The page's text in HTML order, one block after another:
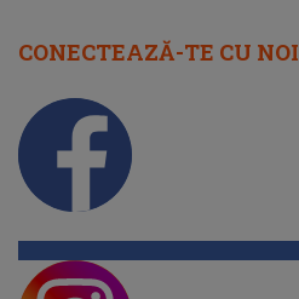
CONECTEAZĂ-TE CU NOI